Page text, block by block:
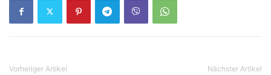
Vorheriger Artikel Nächster Artikel